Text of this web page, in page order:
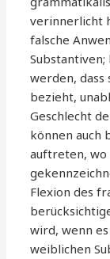
verinnerlicht
falsche
werden, dass
bezieht,
Geschlecht
können auch
auftreten,
Flexion des
wird, wenn
weiblichen